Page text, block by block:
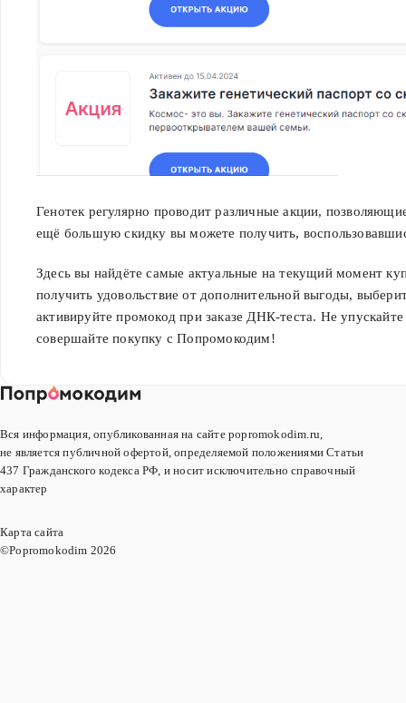
Генотек регулярно проводит различные акции,
ещё большую скидку вы можете получить,
Здесь вы найдёте самые актуальные на текущий момент
получить удовольствие от дополнительной выгоды,
активируйте промокод при заказе ДНК-теста. Не
совершайте покупку с Попромокодим!
©Popromokodim 2026
Карта сайта
Вся информация, опубликованная на сайте popromokodim.ru,
не является публичной офертой, определяемой положениями Статьи
437 Гражданского кодекса РФ, и носит исключительно справочный
характер